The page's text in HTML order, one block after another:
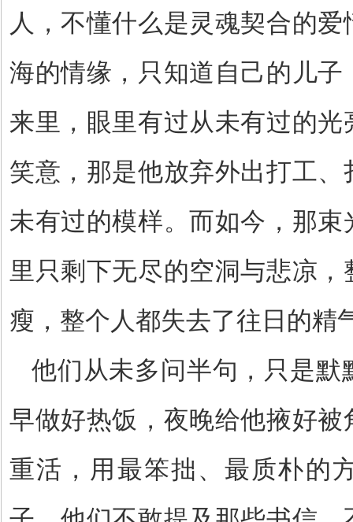
人，不懂什么是灵魂契合的
海的情缘，只知道自己的儿
来里，眼里有过从未有过的
笑意，那是他放弃外出打工
未有过的模样。而如今，那
里只剩下无尽的空洞与悲凉
瘦，整个人都失去了往日的精
他们从未多问半句，只是默
早做好热饭，夜晚给他掖好
重活，用最笨拙、最质朴的